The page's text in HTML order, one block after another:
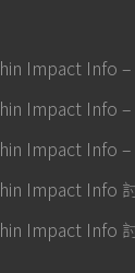
Impact Info
Impact Info
Impact Info
Impact Info
Impact Info